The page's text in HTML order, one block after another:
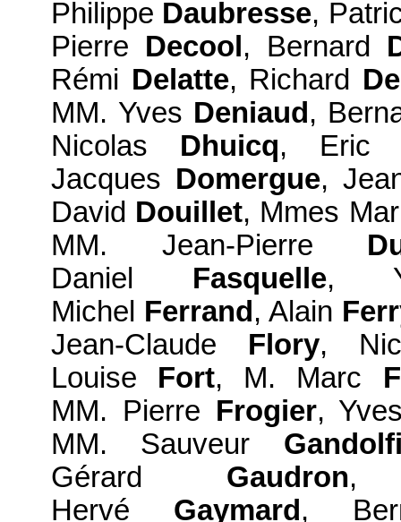
Philippe Daubresse,
Pierre Decool , Bernard
Rémi Delatte, Richard
MM. Yves Deniaud,
Nicolas Dhuicq,
Jacques Domergue,
David Douillet, Mmes
MM. Jean-Pierre
Daniel Fasquelle,
Michel Ferrand, Alain
Jean-Claude Flory,
Louise Fort, M. Marc
MM. Pierre Frogier,
MM. Sauveur
Gérard Gaudron,
Hervé Gaymard,